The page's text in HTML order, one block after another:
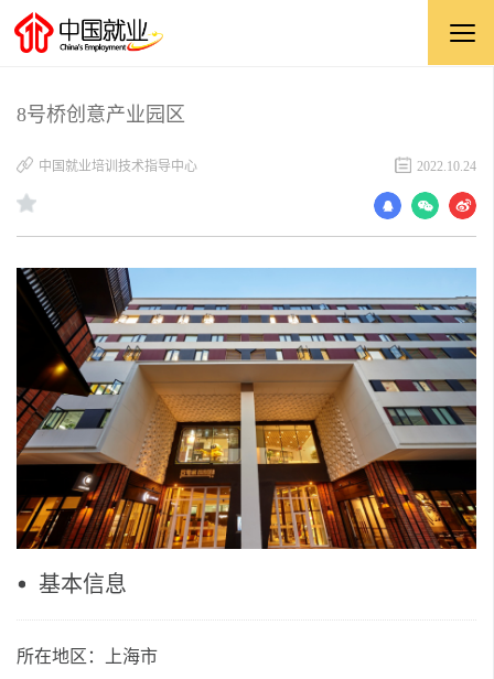
8号桥创意产业园区
中国就业培训技术指导中心 2022.10.24
基本信息
所在地区：上海市